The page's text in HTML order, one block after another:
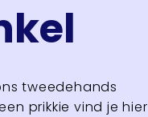
tweedehands
prikkie vind je hier